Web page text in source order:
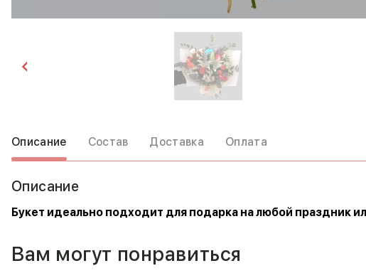
Описание Состав Доставка Оплата
Описание
Букет идеально подходит для подарка на любой праздник
Вам могут понравиться